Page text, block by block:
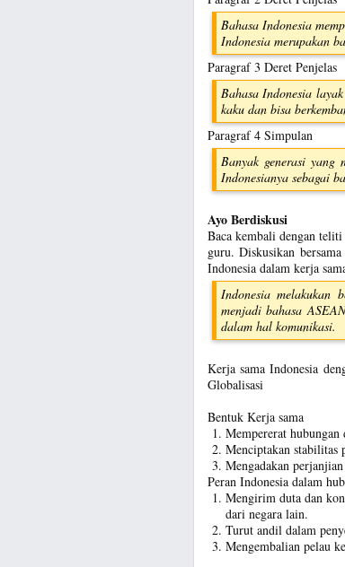
Bahasa Indonesia
Indonesia merupakan
Paragraf 3 Deret Penjelas
Bahasa Indonesia
kaku dan bisa
Paragraf 4 Simpulan
Banyak generasi yang
Indonesianya sebagai
Ayo Berdiskusi
Baca kembali dengan
guru. Diskusikan
Indonesia dalam kerja
Indonesia melakukan
menjadi bahasa
dalam hal komunikasi.
Kerja sama Indonesia
Globalisasi
Bentuk Kerja sama
Mempererat
Menciptakan
Mengadakan
Peran Indonesia dalam
Mengirim duta dan
dari negara lain.
Turut andil dalam
Mengembalian pelau